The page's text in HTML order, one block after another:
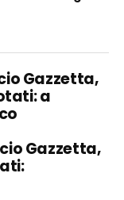
Gazzetta,
a
Gazzetta,